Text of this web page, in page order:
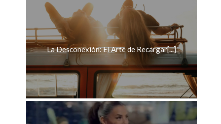
La Desconexión: El Arte de Recargar[...]